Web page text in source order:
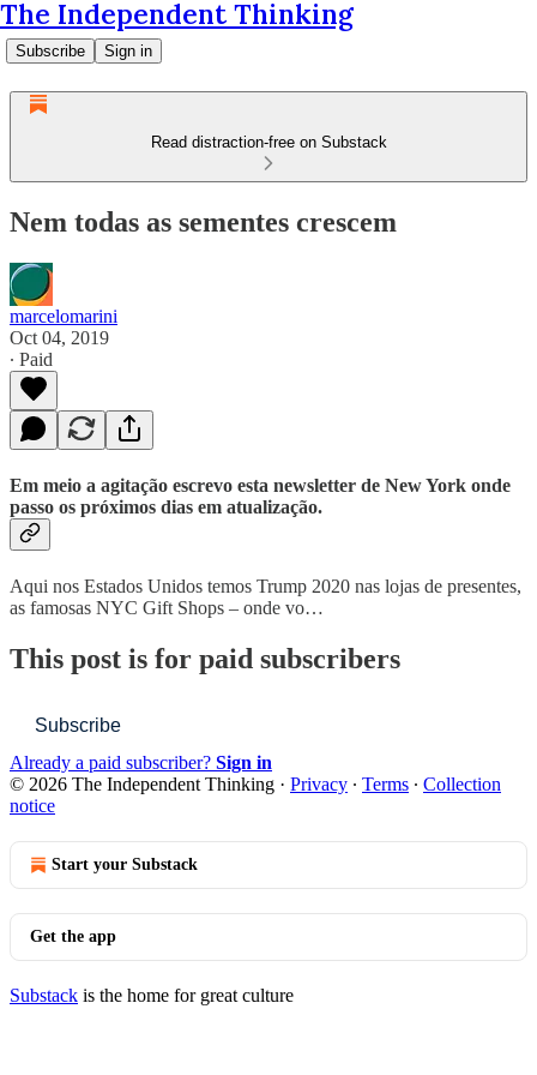
The Independent Thinking
Subscribe Sign in
Read distraction-free on Substack
Nem todas as sementes crescem
marcelomarini
Oct 04, 2019
∙ Paid
Em meio a agitação escrevo esta newsletter de New York onde
passo os próximos dias em atualização.
Aqui nos Estados Unidos temos Trump 2020 nas lojas de presentes,
as famosas NYC Gift Shops – onde vo…
This post is for paid subscribers
Subscribe
Already a paid subscriber? Sign in
© 2026 The Independent Thinking · Privacy ∙ Terms ∙ Collection
notice
Start your Substack
Get the app
Substack is the home for great culture